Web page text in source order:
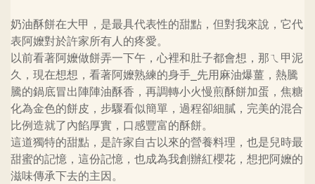
奶油酥餅在大甲，是最具代表性的甜點，但對我來說，它代
表阿嬤對於許家所有人的疼愛。
以前看著阿嬤做餅弄一下午，心裡和肚子都會想，那ㄟ甲泥
久，現在想想，看著阿嬤熟練的身手 先用麻油爆薑，熱騰
騰的鍋底冒出陣陣油酥香，再調轉小火慢煎酥餅加蛋，焦糖
化為金色的餅皮，步驟看似簡單，過程卻細膩，完美的混合
比例造就了內餡厚實，口感豐富的酥餅。
這道獨特的甜點，是許家自古以來的營養料理，也是兒時最
甜蜜的記憶，這份記憶，也成為我創辦紅櫻花，想把阿嬤的
滋味傳承下去的主因。